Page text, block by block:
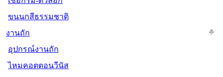
ขนนกสีธรรมชาติ
งานถัก
อุปกรณ์งานถัก
ไหมคอตตอนวีนัส